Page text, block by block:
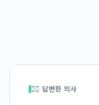
👩‍⚕️ 답변한 의사